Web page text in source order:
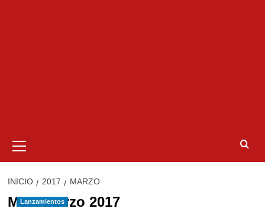
primario
INICIO 2017 MARZO
Mes:marzo 2017
Lanzamientos